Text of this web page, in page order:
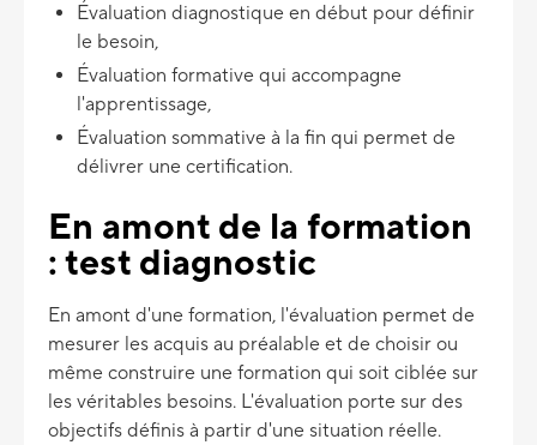
Évaluation diagnostique en début pour définir
le besoin,
Évaluation formative qui accompagne
l'apprentissage,
Évaluation sommative à la fin qui permet de
délivrer une certification.
En amont de la formation
: test diagnostic
En amont d'une formation, l'évaluation permet de
mesurer les acquis au préalable et de choisir ou
même construire une formation qui soit ciblée sur
les véritables besoins. L'évaluation porte sur des
objectifs définis à partir d'une situation réelle.